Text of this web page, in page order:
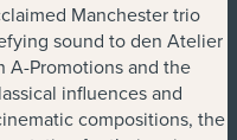
Manchester trio
sound to den Atelier
A-Promotions and the
influences and
compositions, the